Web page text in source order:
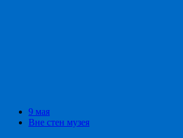
9 мая
Вне стен музея